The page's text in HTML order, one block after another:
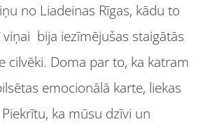
no Liadeinas Rīgas, kādu to
bija iezīmējušas staigātās
cilvēki. Doma par to, ka katram
emocionālā karte, liekas
ka mūsu dzīvi un